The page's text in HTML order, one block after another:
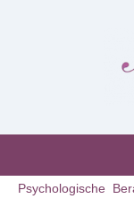
Psychologische